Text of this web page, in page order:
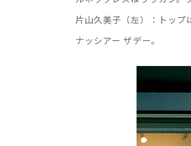
片山久美子（左）：トップ
ナッシアー ザデー。